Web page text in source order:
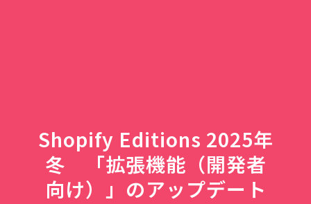
Shopify Editions 2025年
冬 「拡張機能（開発者
向け）」のアップデート